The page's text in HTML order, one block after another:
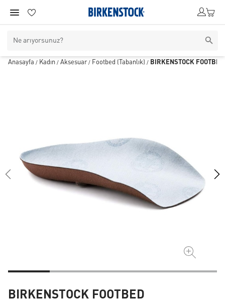
Anasayfa / Kadın / Aksesuar / Footbed (Tabanlık) / BIRKENSTOCK FOOTBED
BIRKENSTOCK FOOTBED